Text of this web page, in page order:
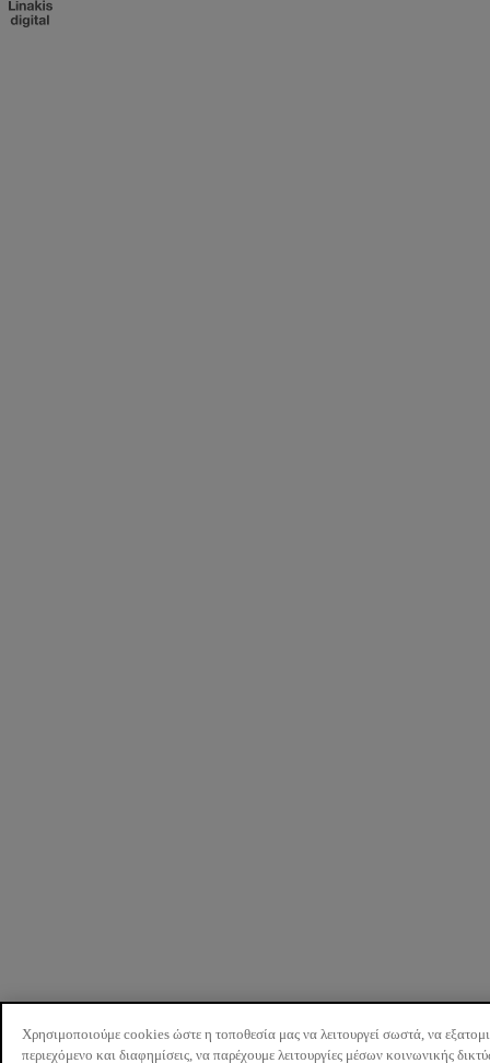
Χρησιμοποιούμε cookies ώστε η τοποθεσία μας να λειτουργεί σωστά, να
περιεχόμενο και διαφημίσεις, να παρέχουμε λειτουργίες μέσων κοινωνικής